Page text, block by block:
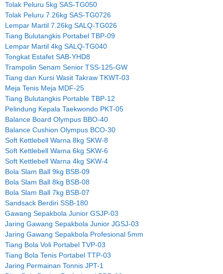
Tolak Peluru 5kg SAS-TG050
Tolak Peluru 7.26kg SAS-TG0726
Lempar Martil 7.26kg SALQ-TG026
Tiang Bulutangkis Portabel TBP-09
Lempar Martil 4kg SALQ-TG040
Tongkat Estafet SAB-YHD8
Trampolin Senam Senior TSS-125-GW
Tiang dan Kursi Wasit Takraw TKWT-03
Meja Tenis Meja MDF-25
Tiang Bulutangkis Portable TBP-12
Pelindung Kepala Taekwondo PKT-05
Balance Board Olympus BBO-40
Balance Cushion Olympus BCO-30
Soft Kettlebell Warna 8kg SKW-8
Soft Kettlebell Warna 6kg SKW-6
Soft Kettlebell Warna 4kg SKW-4
Bola Slam Ball 9kg BSB-09
Bola Slam Ball 8kg BSB-08
Bola Slam Ball 7kg BSB-07
Sandsack Berdiri SSB-180
Gawang Sepakbola Junior GSJP-03
Jaring Gawang Sepakbola Junior JGSJ-03
Jaring Gawang Sepakbola Profesional 5mm
Tiang Bola Voli Portabel TVP-03
Tiang Bola Tenis Portabel TTP-03
Jaring Permainan Tonnis JPT-1